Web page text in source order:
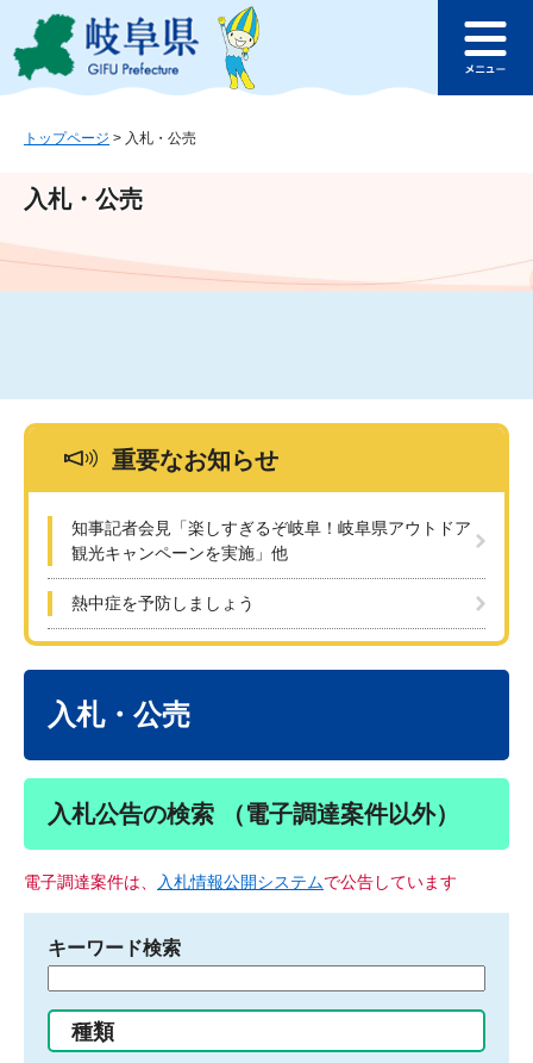
ジ
ュ
文
このページの本文へ
ュ
トップページ > 入札・公売
入札・公売
重要なお知らせ
知事記者会見「楽しすぎるぞ岐阜！岐阜県アウトドア
観光キャンペーンを実施」他
熱中症を予防しましょう
入札・公売
入札公告の検索 （電子調達案件以外）
電子調達案件は、 入札情報公開システムで公告しています
キーワード検索
る
種類